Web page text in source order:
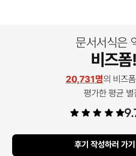
문서서식은
비즈폼!
20,731명의 비즈
평가한 평균 별
후기 작성하러 가기